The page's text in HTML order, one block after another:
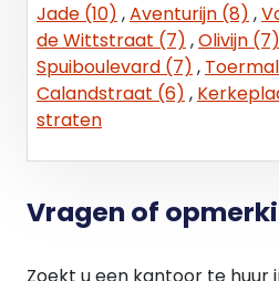
De met een sterretje (*)
voorzieningen zullen “om
beschikking worden
gebruik maken van deze
voorzieningen behoren niet
voorzieningen. Eventuele
van deze voorzieningen is
Jade (10) ,Aventurijn (8) ,
de Wittstraat (7) ,Olivijn (7)
Spuiboulevard (7) ,
Calandstraat (6) ,
straten
Vragen of